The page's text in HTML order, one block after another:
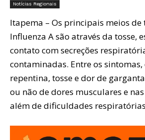
Notícias Regionais
Itapema – Os principais meios
Influenza A são através da tosse,
contato com secreções
contaminadas. Entre os
repentina, tosse e dor de
ou não de dores musculares e
além de dificuldades